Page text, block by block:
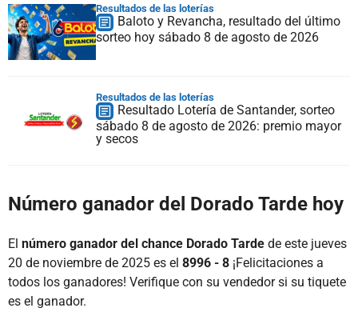
Resultados de las loterías
Baloto y Revancha, resultado del último
sorteo hoy sábado 8 de agosto de 2026
Resultados de las loterías
Resultado Lotería de Santander, sorteo
sábado 8 de agosto de 2026: premio mayor
y secos
Número ganador del Dorado Tarde hoy
El número ganador del chance Dorado Tarde de este jueves
20 de noviembre de 2025 es el 8996 - 8 ¡Felicitaciones a
todos los ganadores! Verifique con su vendedor si su tiquete
es el ganador.